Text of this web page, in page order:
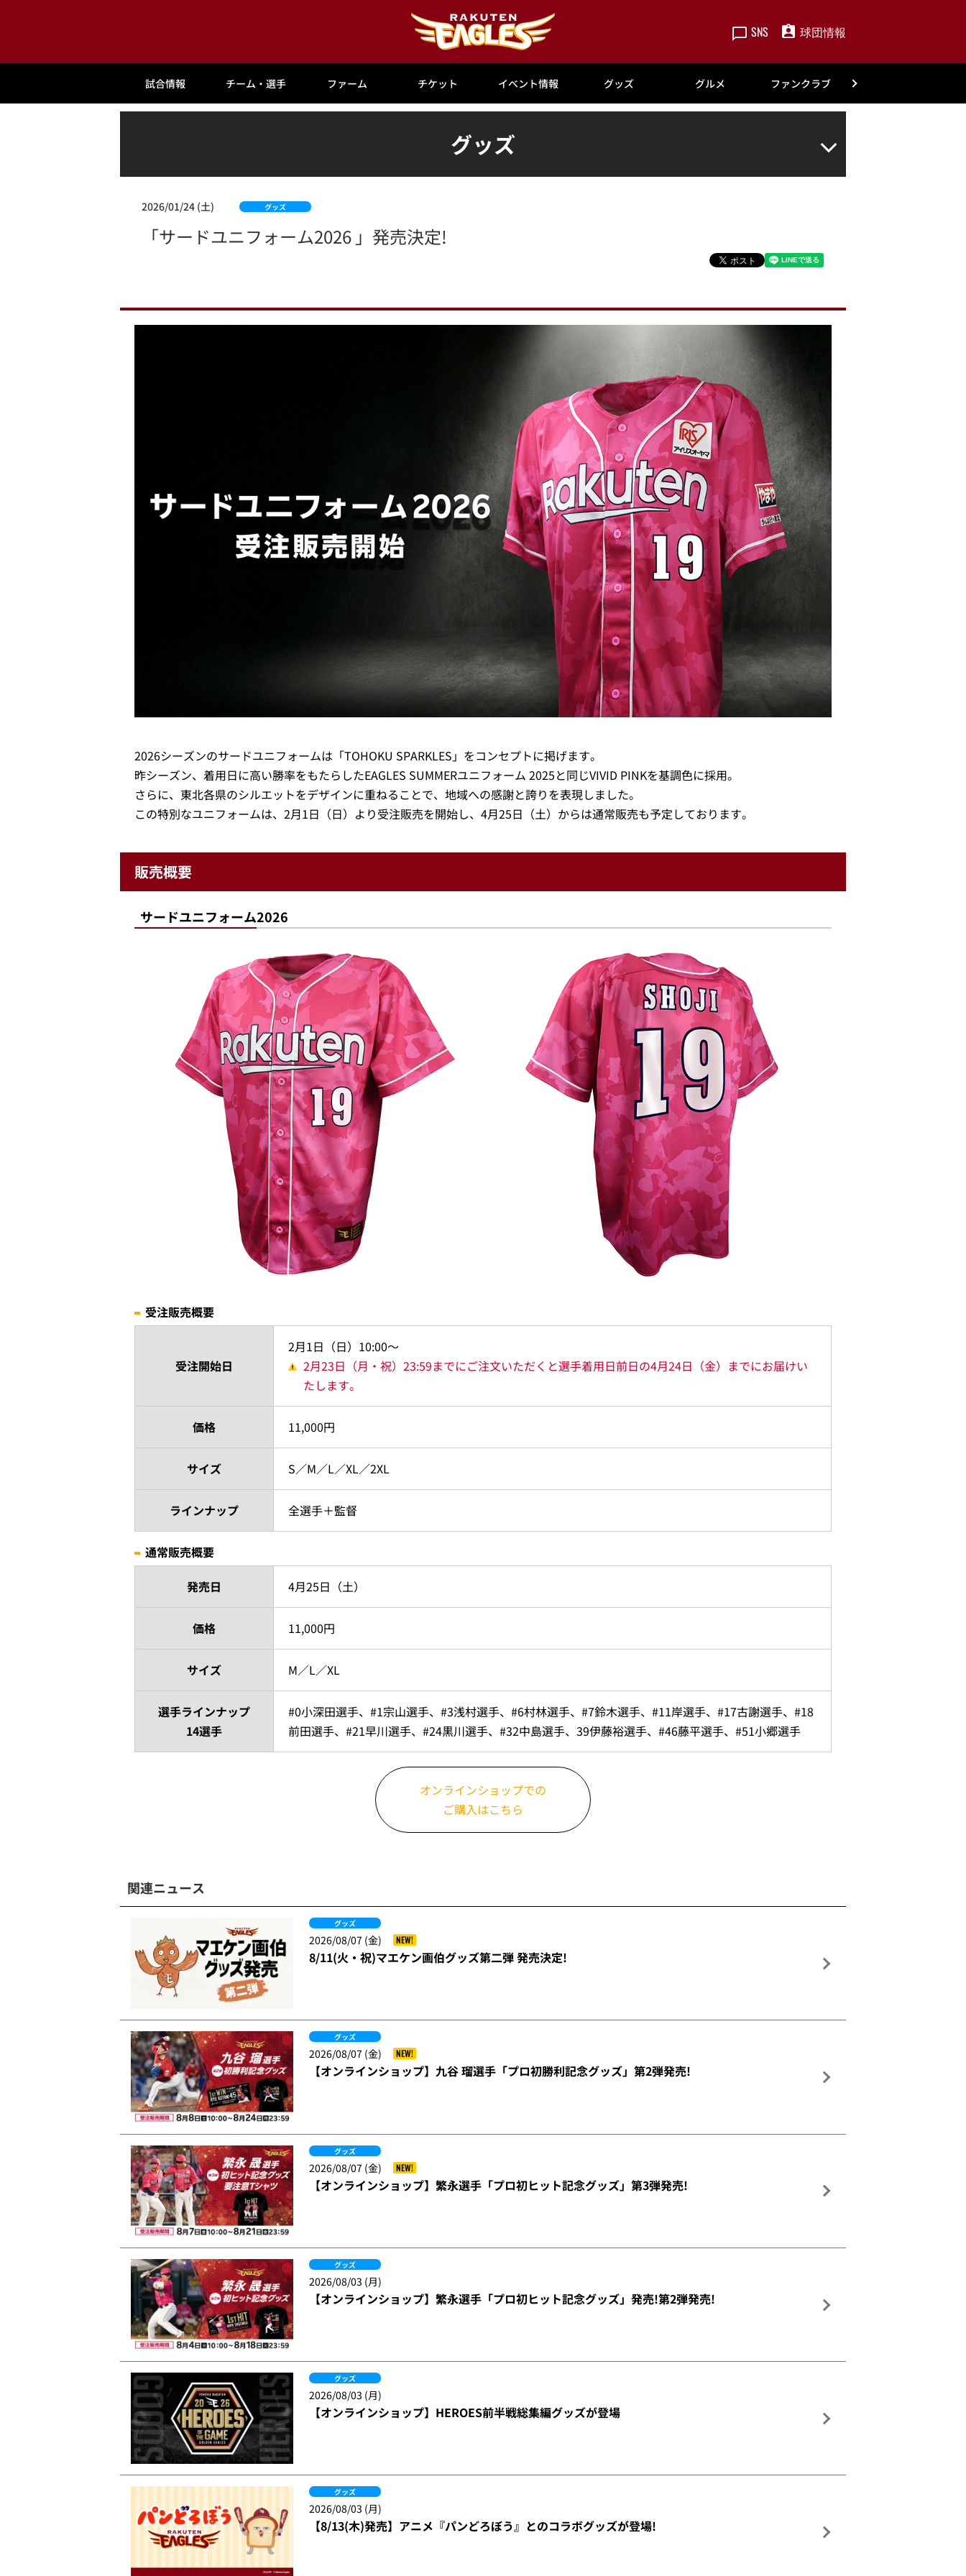
SNS 球団情報
試合情報 チーム・選手 ファーム チケット イベント情報 グッズ グルメ ファンクラブ
グッズ
2026/01/24 (土) グッズ
「サードユニフォーム2026 」発売決定!
2026シーズンのサードユニフォームは「TOHOKU SPARKLES」をコンセプトに掲げます。
昨シーズン、着用日に高い勝率をもたらしたEAGLES SUMMERユニフォーム 2025と同じVIVID PINKを基調色に採用。
さらに、東北各県のシルエットをデザインに重ねることで、地域への感謝と誇りを表現しました。
この特別なユニフォームは、2月1日（日）より受注販売を開始し、4月25日（土）からは通常販売も予定しております。
販売概要
サードユニフォーム2026
受注販売概要
受注開始日
2月1日（日）10:00～
2月23日（月・祝）23:59までにご注文いただくと選手着用日前日の4月24日（金）までにお届けい
たします。
価格 11,000円
サイズ S／M／L／XL／2XL
ラインナップ 全選手＋監督
通常販売概要
発売日
4月25日（土）
価格 11,000円
サイズ M／L／XL
選手ラインナップ
14選手
#0小深田選手、#1宗山選手、#3浅村選手、#6村林選手、#7鈴木選手、#11岸選手、#17古謝選手、#18
前田選手、#21早川選手、#24黒川選手、#32中島選手、39伊藤裕選手、#46藤平選手、#51小郷選手
オンラインショップでの
ご購入はこちら
関連ニュース
グッズ
2026/08/07 (金) NEW!
8/11(火・祝)マエケン画伯グッズ第二弾 発売決定!
グッズ
2026/08/07 (金) NEW!
【オンラインショップ】九谷 瑠選手「プロ初勝利記念グッズ」第2弾発売!
グッズ
2026/08/07 (金) NEW!
【オンラインショップ】繁永選手「プロ初ヒット記念グッズ」第3弾発売!
グッズ
2026/08/03 (月)
【オンラインショップ】繁永選手「プロ初ヒット記念グッズ」発売!第2弾発売!
グッズ
2026/08/03 (月)
【オンラインショップ】HEROES前半戦総集編グッズが登場
グッズ
2026/08/03 (月)
【8/13(木)発売】アニメ『パンどろぼう』とのコラボグッズが登場!